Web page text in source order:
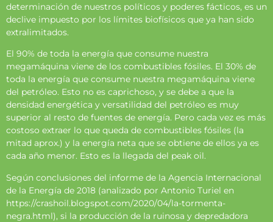
determinación de nuestros políticos y poderes fácticos, es un
declive impuesto por los límites biofísicos que ya han sido
extralimitados.
El 90% de toda la energía que consume nuestra
megamáquina viene de los combustibles fósiles. El 30% de
toda la energía que consume nuestra megamáquina viene
del petróleo. Esto no es caprichoso, y se debe a que la
densidad energética y versatilidad del petróleo es muy
superior al resto de fuentes de energía. Pero cada vez es más
costoso extraer lo que queda de combustibles fósiles (la
mitad aprox.) y la energía neta que se obtiene de ellos ya es
cada año menor. Esto es la llegada del peak oil.
Según conclusiones del informe de la Agencia Internacional
de la Energía de 2018 (analizado por Antonio Turiel en
https://crashoil.blogspot.com/2020/04/la-tormenta-
negra.html), si la producción de la ruinosa y depredadora